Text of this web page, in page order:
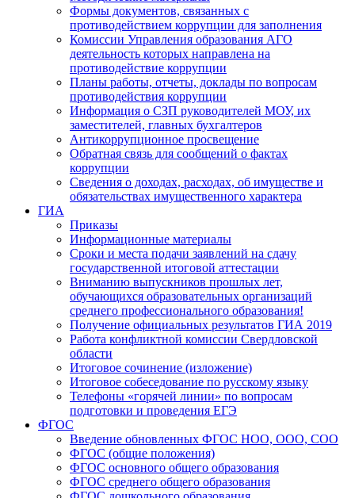
Формы документов, связанных с
противодействием коррупции для заполнения
Комиссии Управления образования АГО
деятельность которых направлена на
противодействие коррупции
Планы работы, отчеты, доклады по вопросам
противодействия коррупции
Информация о СЗП руководителей МОУ, их
заместителей, главных бухгалтеров
Антикоррупционное просвещение
Обратная связь для сообщений о фактах
коррупции
Сведения о доходах, расходах, об имуществе и
обязательствах имущественного характера
ГИА
Приказы
Информационные материалы
Сроки и места подачи заявлений на сдачу
государственной итоговой аттестации
Вниманию выпускников прошлых лет,
обучающихся образовательных организаций
среднего профессионального образования!
Получение официальных результатов ГИА 2019
Работа конфликтной комиссии Свердловской
области
Итоговое сочинение (изложение)
Итоговое собеседование по русскому языку
Телефоны «горячей линии» по вопросам
подготовки и проведения ЕГЭ
ФГОС
Введение обновленных ФГОС НОО, ООО, СОО
ФГОС (общие положения)
ФГОС основного общего образования
ФГОС среднего общего образования